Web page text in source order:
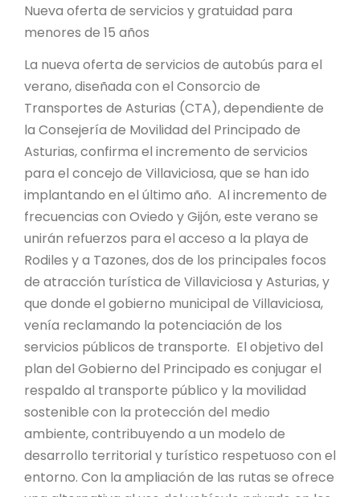
Nueva oferta de servicios y gratuidad para
menores de 15 años
La nueva oferta de servicios de autobús para el
verano, diseñada con el Consorcio de
Transportes de Asturias (CTA), dependiente de
la Consejería de Movilidad del Principado de
Asturias, confirma el incremento de servicios
para el concejo de Villaviciosa, que se han ido
implantando en el último año. Al incremento de
frecuencias con Oviedo y Gijón, este verano se
unirán refuerzos para el acceso a la playa de
Rodiles y a Tazones, dos de los principales focos
de atracción turística de Villaviciosa y Asturias, y
que donde el gobierno municipal de Villaviciosa,
venía reclamando la potenciación de los
servicios públicos de transporte. El objetivo del
plan del Gobierno del Principado es conjugar el
respaldo al transporte público y la movilidad
sostenible con la protección del medio
ambiente, contribuyendo a un modelo de
desarrollo territorial y turístico respetuoso con el
entorno. Con la ampliación de las rutas se ofrece